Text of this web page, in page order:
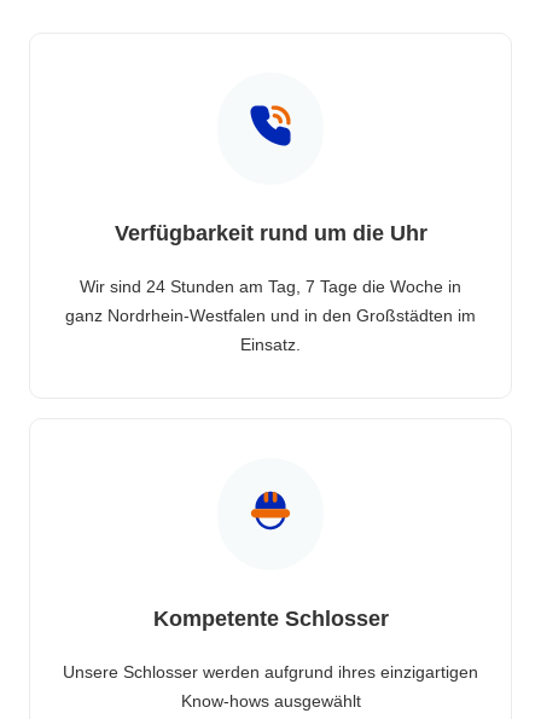
Verfügbarkeit rund um die Uhr
Wir sind 24 Stunden am Tag, 7 Tage die Woche in
ganz Nordrhein-Westfalen und in den Großstädten im
Einsatz.
Kompetente Schlosser
Unsere Schlosser werden aufgrund ihres einzigartigen
Know-hows ausgewählt